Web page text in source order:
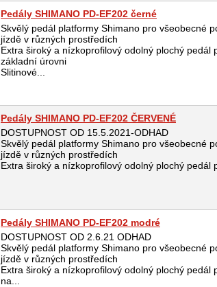
Pedály SHIMANO PD-EF202 černé
Skvělý pedál platformy Shimano pro všeobecné
jízdě v různých prostředích
Extra široký a nízkoprofilový odolný plochý pedál
základní úrovni
Slitinové...
Pedály SHIMANO PD-EF202 ČERVENÉ
DOSTUPNOST OD 15.5.2021-ODHAD
Skvělý pedál platformy Shimano pro všeobecné
jízdě v různých prostředích
Extra široký a nízkoprofilový odolný plochý pedál
Pedály SHIMANO PD-EF202 modré
DOSTUPNOST OD 2.6.21 ODHAD
Skvělý pedál platformy Shimano pro všeobecné
jízdě v různých prostředích
Extra široký a nízkoprofilový odolný plochý pedál
na...